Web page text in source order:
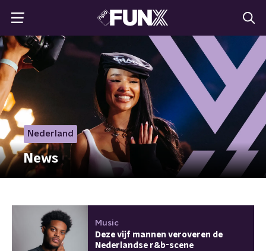
Nederland
News
Music
Deze vijf mannen veroveren de
Nederlandse r&b-scene